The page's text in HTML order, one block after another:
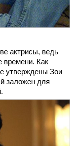
актрисы, ведь
времени. Как
утверждены Зои
заложен для